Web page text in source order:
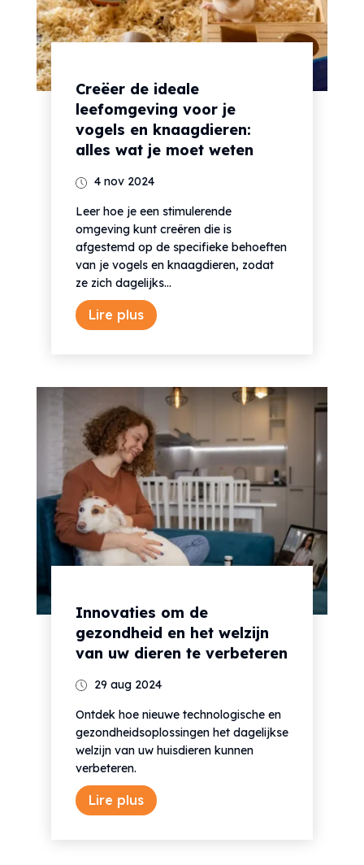
Creëer de ideale
leefomgeving voor je
vogels en knaagdieren:
alles wat je moet weten
4 nov 2024
Leer hoe je een stimulerende
omgeving kunt creëren die is
afgestemd op de specifieke behoeften
van je vogels en knaagdieren, zodat
ze zich dagelijks...
Lire plus
Innovaties om de
gezondheid en het welzijn
van uw dieren te verbeteren
29 aug 2024
Ontdek hoe nieuwe technologische en
gezondheidsoplossingen het dagelijkse
welzijn van uw huisdieren kunnen
verbeteren.
Lire plus